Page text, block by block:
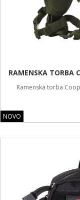
NOVO
RAMENSKA TORBA
Ramenska torba